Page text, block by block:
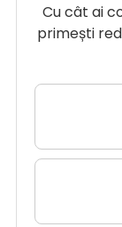
Cu cât ai
primești